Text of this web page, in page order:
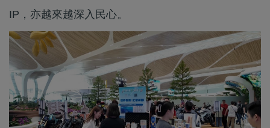
IP，亦越來越深入民心。